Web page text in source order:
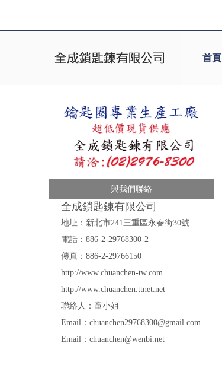
首頁
與我們聯絡
全成鎖匙鍊有限公司
地址： 新北市241三重區永春街30號
電話：886-2-29768300-2
傳真：886-2-29766150
http://www.chuanchen-tw.com
http://www.chuanchen.ttnet.net
聯絡人：童小姐
Email： chuanchen29768300@gmail.com
Email： chuanchen@wenbi.net